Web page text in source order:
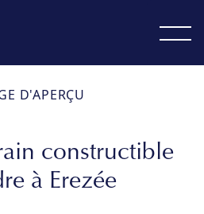
D'APERÇU
constructible
à Erezée